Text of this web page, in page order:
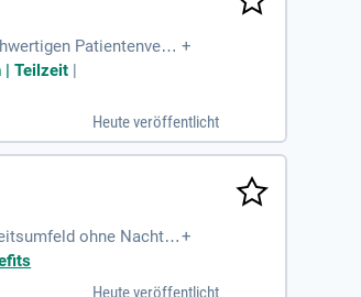
Patientenvers +
| Teilzeit |
Heute veröffentlicht
ohne Nacht-
+
Heute veröffentlicht